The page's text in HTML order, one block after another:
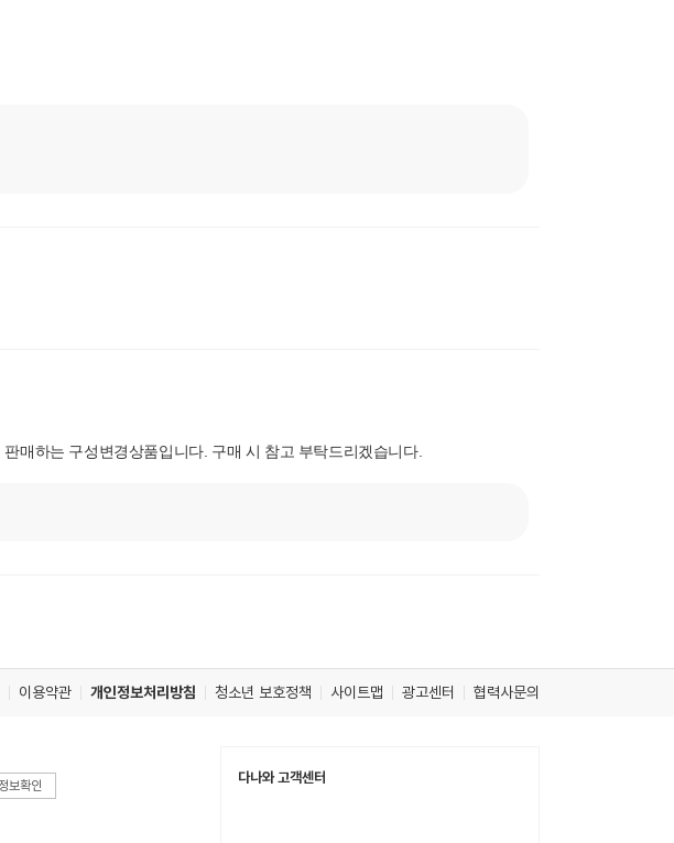
매하는 구성변경상품입니다. 구매 시 참고 부탁드리겠습니다.
이용약관 개인정보처리방침 청소년 보호정책 사이트맵 광고센터 협력사문의
보확인 다나와 고객센터